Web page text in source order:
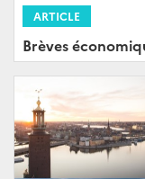
ARTICLE
Brèves